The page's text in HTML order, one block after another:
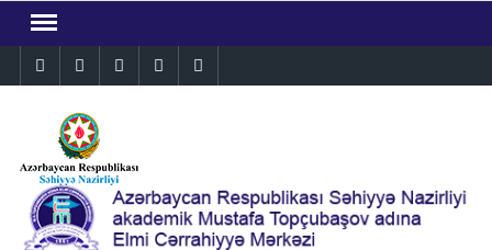
contentInstagramFacebookLinkedinTwitterYouTube